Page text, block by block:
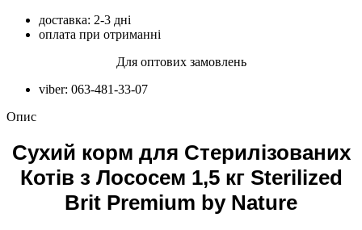
доставка: 2-3 дні
оплата при отриманні
Для оптових замовлень
viber: 063-481-33-07
Опис
Сухий корм для Стерилізованих
Котів з Лососем 1,5 кг Sterilized
Brit Premium by Nature